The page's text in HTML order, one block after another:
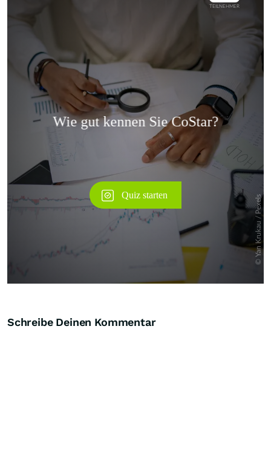
Überspringen
Schreibe Deinen Kommentar